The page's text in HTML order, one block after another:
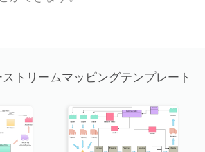
トリームマッピングテンプレート